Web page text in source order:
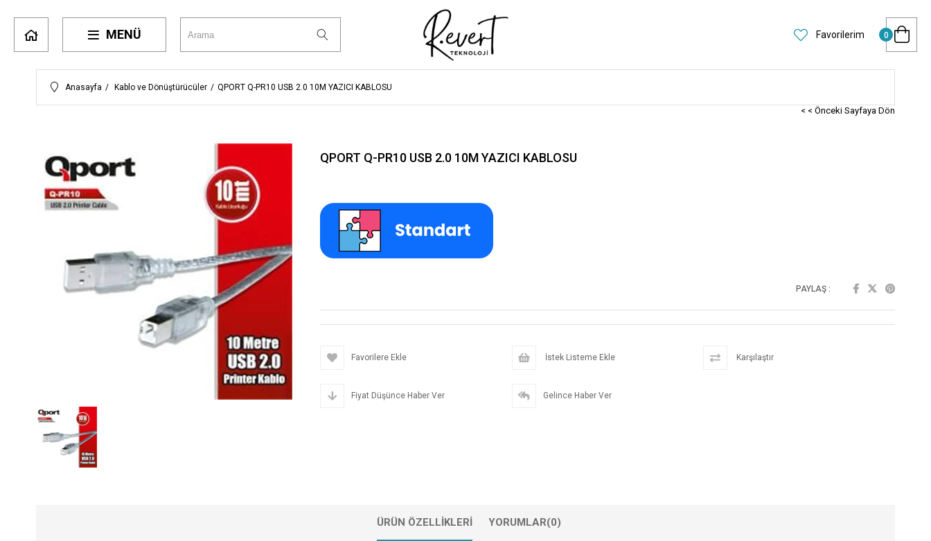
MENÜ Favorilerim 0
Anasayfa Kablo ve Dönüştürücüler QPORT Q-PR10 USB 2.0 10M YAZICI KABLOSU
< < Önceki Sayfaya Dön
QPORT Q-PR10 USB 2.0 10M YAZICI KABLOSU
PAYLAŞ :
Favorilere Ekle İstek Listeme Ekle Karşılaştır
Fiyat Düşünce Haber Ver Gelince Haber Ver
ÜRÜN ÖZELLIKLERI YORUMLAR(0)